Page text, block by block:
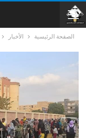
الصفحة الرئيسية الأخبار